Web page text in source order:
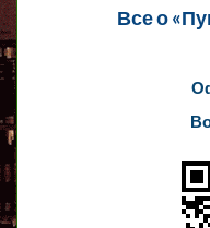
Все о